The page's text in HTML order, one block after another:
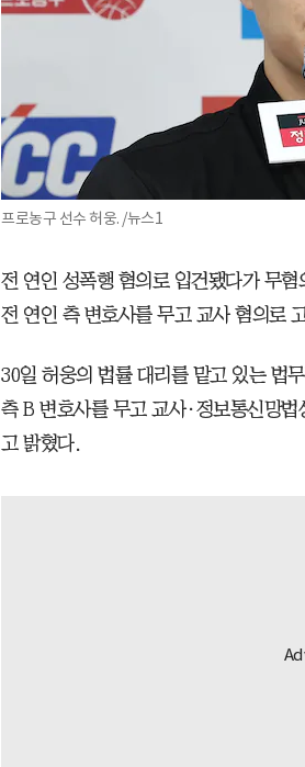
프로농구 선수 허웅. /뉴스1
전 연인 성폭행 혐의로 입건됐다가 무
전 연인 측 변호사를 무고 교사 혐의로
30일 허웅의 법률 대리를 맡고 있는 법
측 B 변호사를 무고 교사·정보통신망
고 밝혔다.